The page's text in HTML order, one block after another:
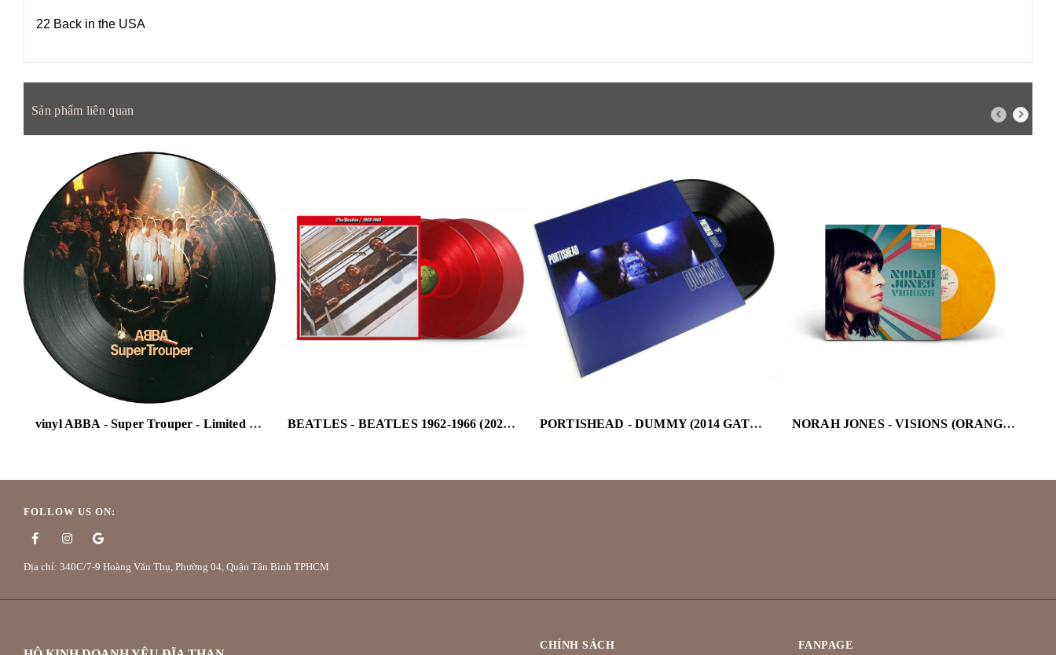
22 Back in the USA
Sản phẩm liên quan
vinyl ABBA - Super Trouper - Limited Picture Disc Pressing (Limited Edition, Picture Disc Vinyl) BEATLES - BEATLES 1962-1966 (2023) (RED VINYL/3LP) (HALF-SPEED) PORTISHEAD - DUMMY (2014 GATEFOLD/DL CARD/HQ/180G) NORAH JONES - VISIONS (ORANGE BLEND VINYL/ALTERNATE COVER) (I)
FOLLOW US ON:
Địa chỉ: 340C/7-9 Hoàng Văn Thụ, Phường 04, Quận Tân Bình TPHCM
CHÍNH SÁCH FANPAGE